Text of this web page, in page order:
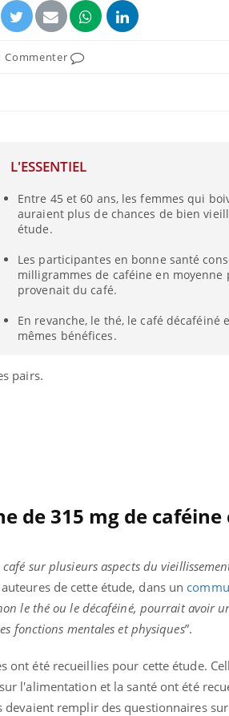
|Commenter
L'ESSENTIEL
Entre 45 et 60 ans, les femmes qui
auraient plus de chances de bien
étude.
Les participantes en bonne santé
milligrammes de caféine en moyenne
provenait du café.
En revanche, le thé, le café décaféiné
mêmes bénéfices.
pairs.
de 315 mg de caféine
sur plusieurs aspects du
de cette étude, dans un
le thé ou le décaféiné, pourrait avoir
fonctions mentales et physiques”.
ont été recueillies pour cette étude.
l'alimentation et la santé ont été
devaient remplir des questionnaires
mentale : et si on
Youtube
dans le diabète de type 2
reçues chez les
chez les soignants.
L'été arrive…
rythme de